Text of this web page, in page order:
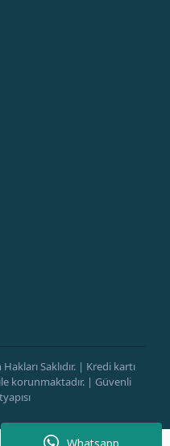
Whatsapp
Saklıdır. | Kredi kartı
korunmaktadır. | Güvenli